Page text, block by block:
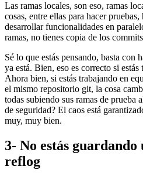
Las ramas locales, son eso, ramas
cosas, entre ellas para hacer
desarrollar funcionalidades en
ramas, no tienes copia de los
Sé lo que estás pensando, basta con
ya está. Bien, eso es correcto si
Ahora bien, si estás trabajando en
el mismo repositorio git, la cosa
todas subiendo sus ramas de prueba
de seguridad? El caos está
muy, muy bien.
3- No estás guardando
reflog